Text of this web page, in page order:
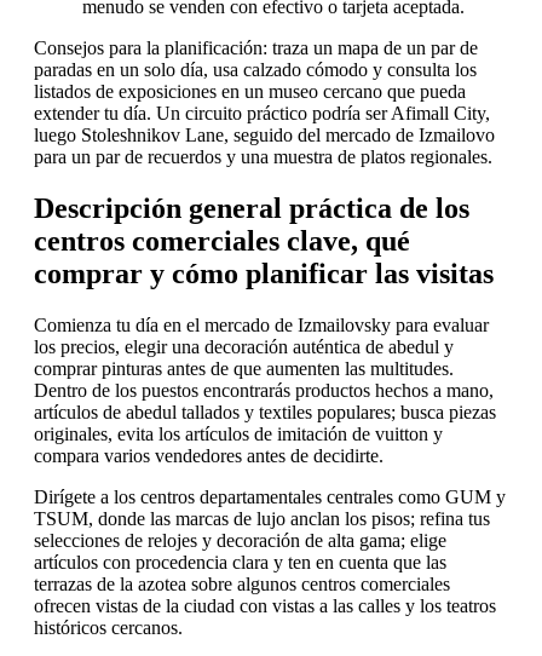
menudo se venden con efectivo o tarjeta aceptada.
Consejos para la planificación: traza un mapa de un par de
paradas en un solo día, usa calzado cómodo y consulta los
listados de exposiciones en un museo cercano que pueda
extender tu día. Un circuito práctico podría ser Afimall City,
luego Stoleshnikov Lane, seguido del mercado de Izmailovo
para un par de recuerdos y una muestra de platos regionales.
Descripción general práctica de los
centros comerciales clave, qué
comprar y cómo planificar las visitas
Comienza tu día en el mercado de Izmailovsky para evaluar
los precios, elegir una decoración auténtica de abedul y
comprar pinturas antes de que aumenten las multitudes.
Dentro de los puestos encontrarás productos hechos a mano,
artículos de abedul tallados y textiles populares; busca piezas
originales, evita los artículos de imitación de vuitton y
compara varios vendedores antes de decidirte.
Dirígete a los centros departamentales centrales como GUM y
TSUM, donde las marcas de lujo anclan los pisos; refina tus
selecciones de relojes y decoración de alta gama; elige
artículos con procedencia clara y ten en cuenta que las
terrazas de la azotea sobre algunos centros comerciales
ofrecen vistas de la ciudad con vistas a las calles y los teatros
históricos cercanos.